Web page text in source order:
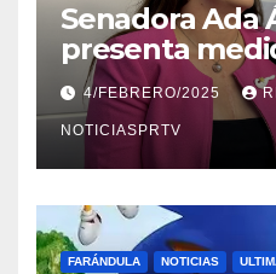
Senadora Ada
presenta
violencia en el
4/FEBRERO/2025
NOTICIASPRTV
FARÁNDULA NOTICIAS